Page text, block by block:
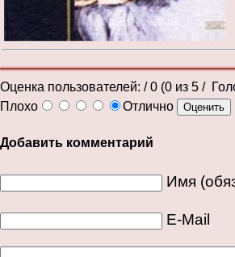
Оценка пользователей: / 0 (0 из 5 /
Плохо
Отлично
Добавить комментарий
Имя
E-Mail